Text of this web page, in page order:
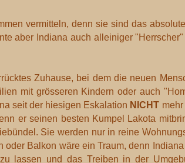
vermitteln, denn sie sind das
aber Indiana auch alleiniger
Zuhause, bei dem die neuen
mit grösseren Kindern oder auch
seit der hiesigen Eskalation NICHT
er seinen besten Kumpel Lakota
Sie werden nur in reine
oder Balkon wäre ein Traum, denn
lassen und das Treiben in der